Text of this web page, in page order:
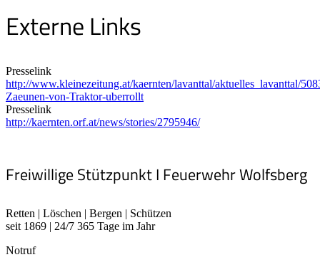
Externe Links
Presselink
http://www.kleinezeitung.at/kaernten/lavanttal/aktuelles_lavanttal/
Zaeunen-von-Traktor-uberrollt
Presselink
http://kaernten.orf.at/news/stories/2795946/
Freiwillige Stützpunkt I Feuerwehr Wolfsberg
Retten | Löschen | Bergen | Schützen
seit 1869 | 24/7 365 Tage im Jahr
Notruf